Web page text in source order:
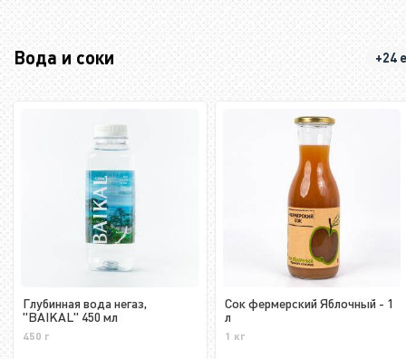
Вода и соки +24
Глубинная вода негаз,
"BAIKAL" 450 мл
450 г
Сок фермерский Яблочный - 1
л
1 кг